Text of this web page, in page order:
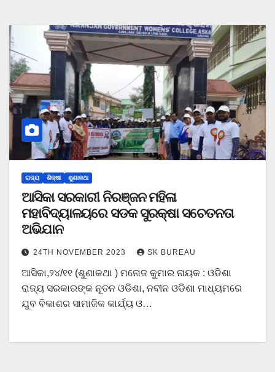
ରାଜ୍ୟ ଶିକ୍ଷା ଶୁଣାକଥା
ଆସିକା ସରକାରୀ ନିରଞ୍ଜନ ମହିଳା
ମହାବିଦ୍ୟାଳୟରେ ସଡକ ସୁରକ୍ଷା ସଚେତନତା
ଅଭିଯାନ
24TH NOVEMBER 2023 SK BUREAU
ଆସିକା,୨୪/୧୧ (ଶୁଣାକଥା ) ମନୋଜ କୁମାର ନାୟକ : ଓଡିଶା
ରାଜ୍ୟ ସରକାରଙ୍କ ନୂତନ ଓଡିଶା, ନବୀନ ଓଡିଶା ମାଧ୍ୟମରେ
ଯୁବ ବିକାଶର ସାମାଜିକ କାର୍ଯ୍ୟ ଓ…